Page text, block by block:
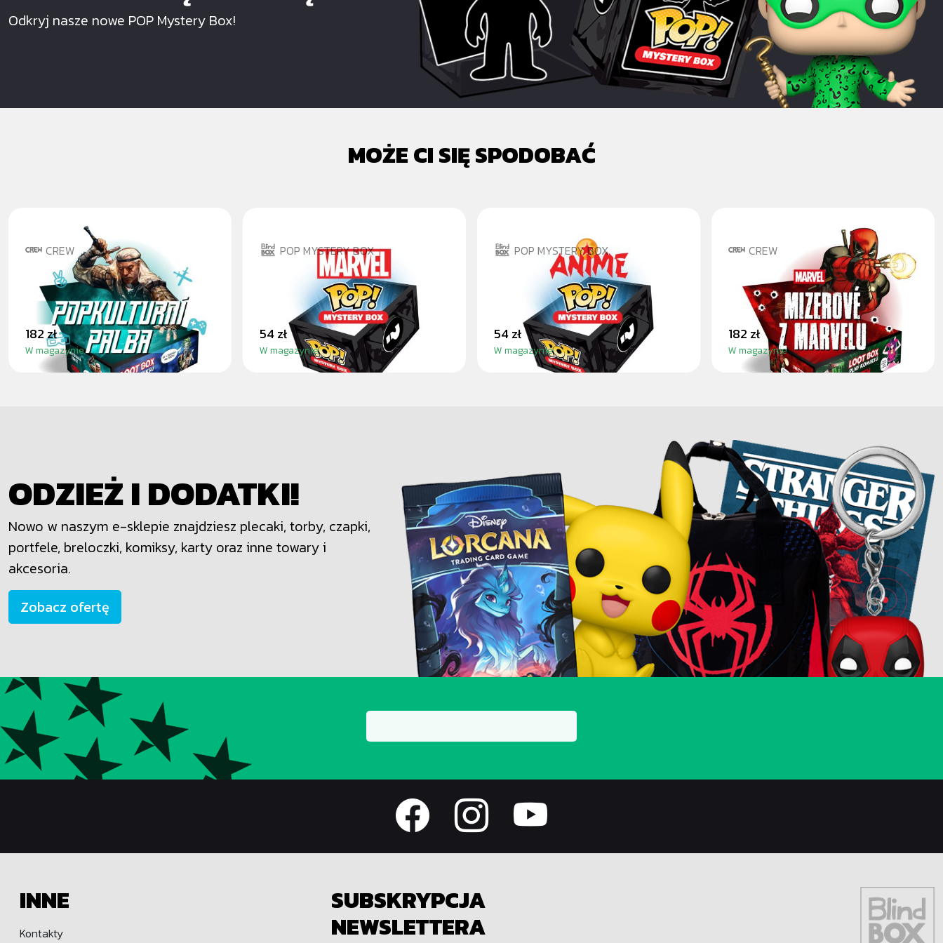
Odkryj nasze nowe POP Mystery Box!
MOŻE CI SIĘ SPODOBAĆ
CREW
KOMIKSOVÝ BOX:
POPKULTURNÍ PALBA
182 zł
W magazynie
POP MYSTERY BOX
MARVEL POP
54 zł
W magazynie
POP MYSTERY BOX
ANIME POP
54 zł
W magazynie
CREW
KOMIKSOVÝ BOX: MIZEROVÉ
Z MARVELU
182 zł
W magazynie
ODZIEŻ I DODATKI!
Nowo w naszym e-sklepie znajdziesz plecaki, torby, czapki,
portfele, breloczki, komiksy, karty oraz inne towary i
akcesoria.
Zobacz ofertę
INNE
Kontakty
SUBSKRYPCJA
NEWSLETTERA